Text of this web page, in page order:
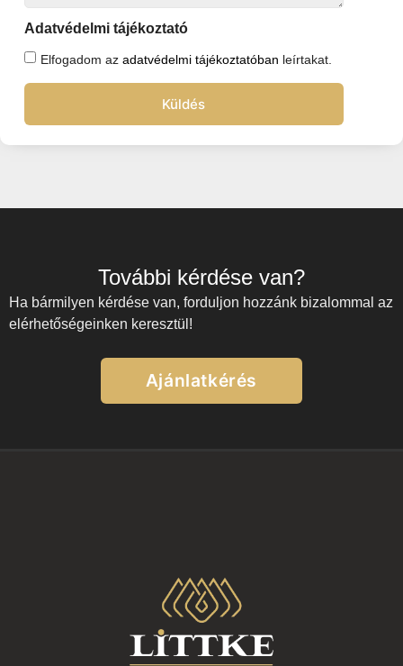
Adatvédelmi tájékoztató
Elfogadom az adatvédelmi tájékoztatóban leírtakat.
Küldés
További kérdése van?
Ha bármilyen kérdése van, forduljon hozzánk bizalommal az
elérhetőségeinken keresztül!
Ajánlatkérés